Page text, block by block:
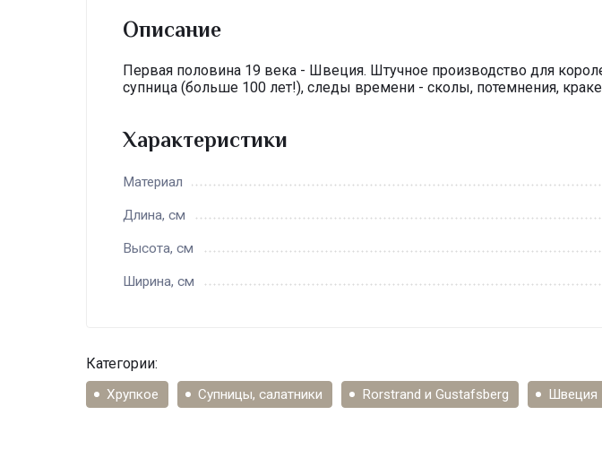
Описание
Первая половина 19 века - Швеция. Штучное производство для
супница (больше 100 лет!), следы времени - сколы, потемнения,
Характеристики
Материал
Длина, см
Высота, см
Ширина, см
Категории:
Хрупкое Супницы, салатники Rorstrand и Gustafsberg Швеция